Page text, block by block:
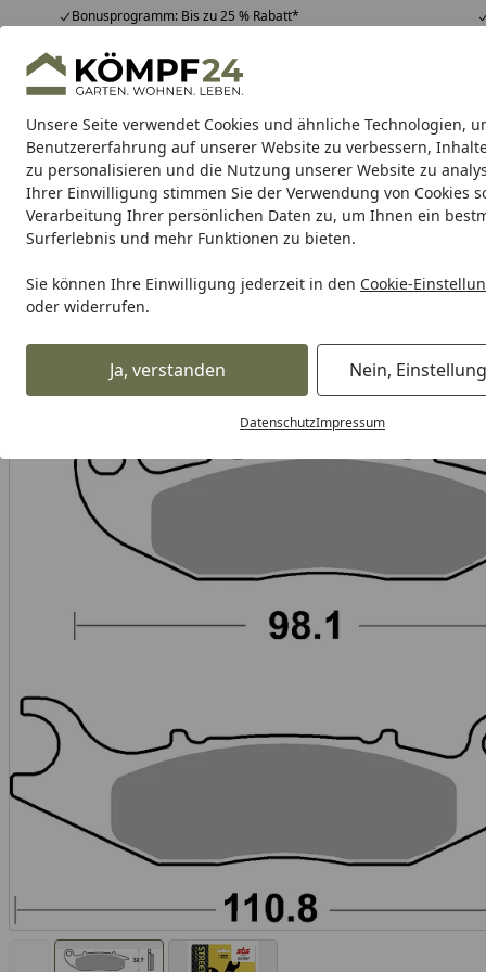
Unsere Seite verwendet Cookies und ähnliche Technologien,
Benutzererfahrung auf unserer Website zu verbessern,
zu personalisieren und die Nutzung unserer Website zu
Ihrer Einwilligung stimmen Sie der Verwendung von Cookies
Verarbeitung Ihrer persönlichen Daten zu, um Ihnen ein
Surferlebnis und mehr Funktionen zu bieten.
Sie können Ihre Einwilligung jederzeit in den Cookie-
oder widerrufen.
Ja, verstanden Nein,
DatenschutzImpressum
Bonusprogramm: Bis zu 25 % Rabatt*
Hotline07051 / 9 22 22
Mo-Fr. 8-16 Uhr 25.964 Bewertungen
Alle Produkte
Alle ProdukteHighlights Tipps & Tricks
SBS Bremsbeläge Straße Bremsbeläge Scooter
Karibu Pools inkl.
Dein Traumpool im Sorglos-
Bremsbeläge Straße SBS Bremsbelag 859HF Street